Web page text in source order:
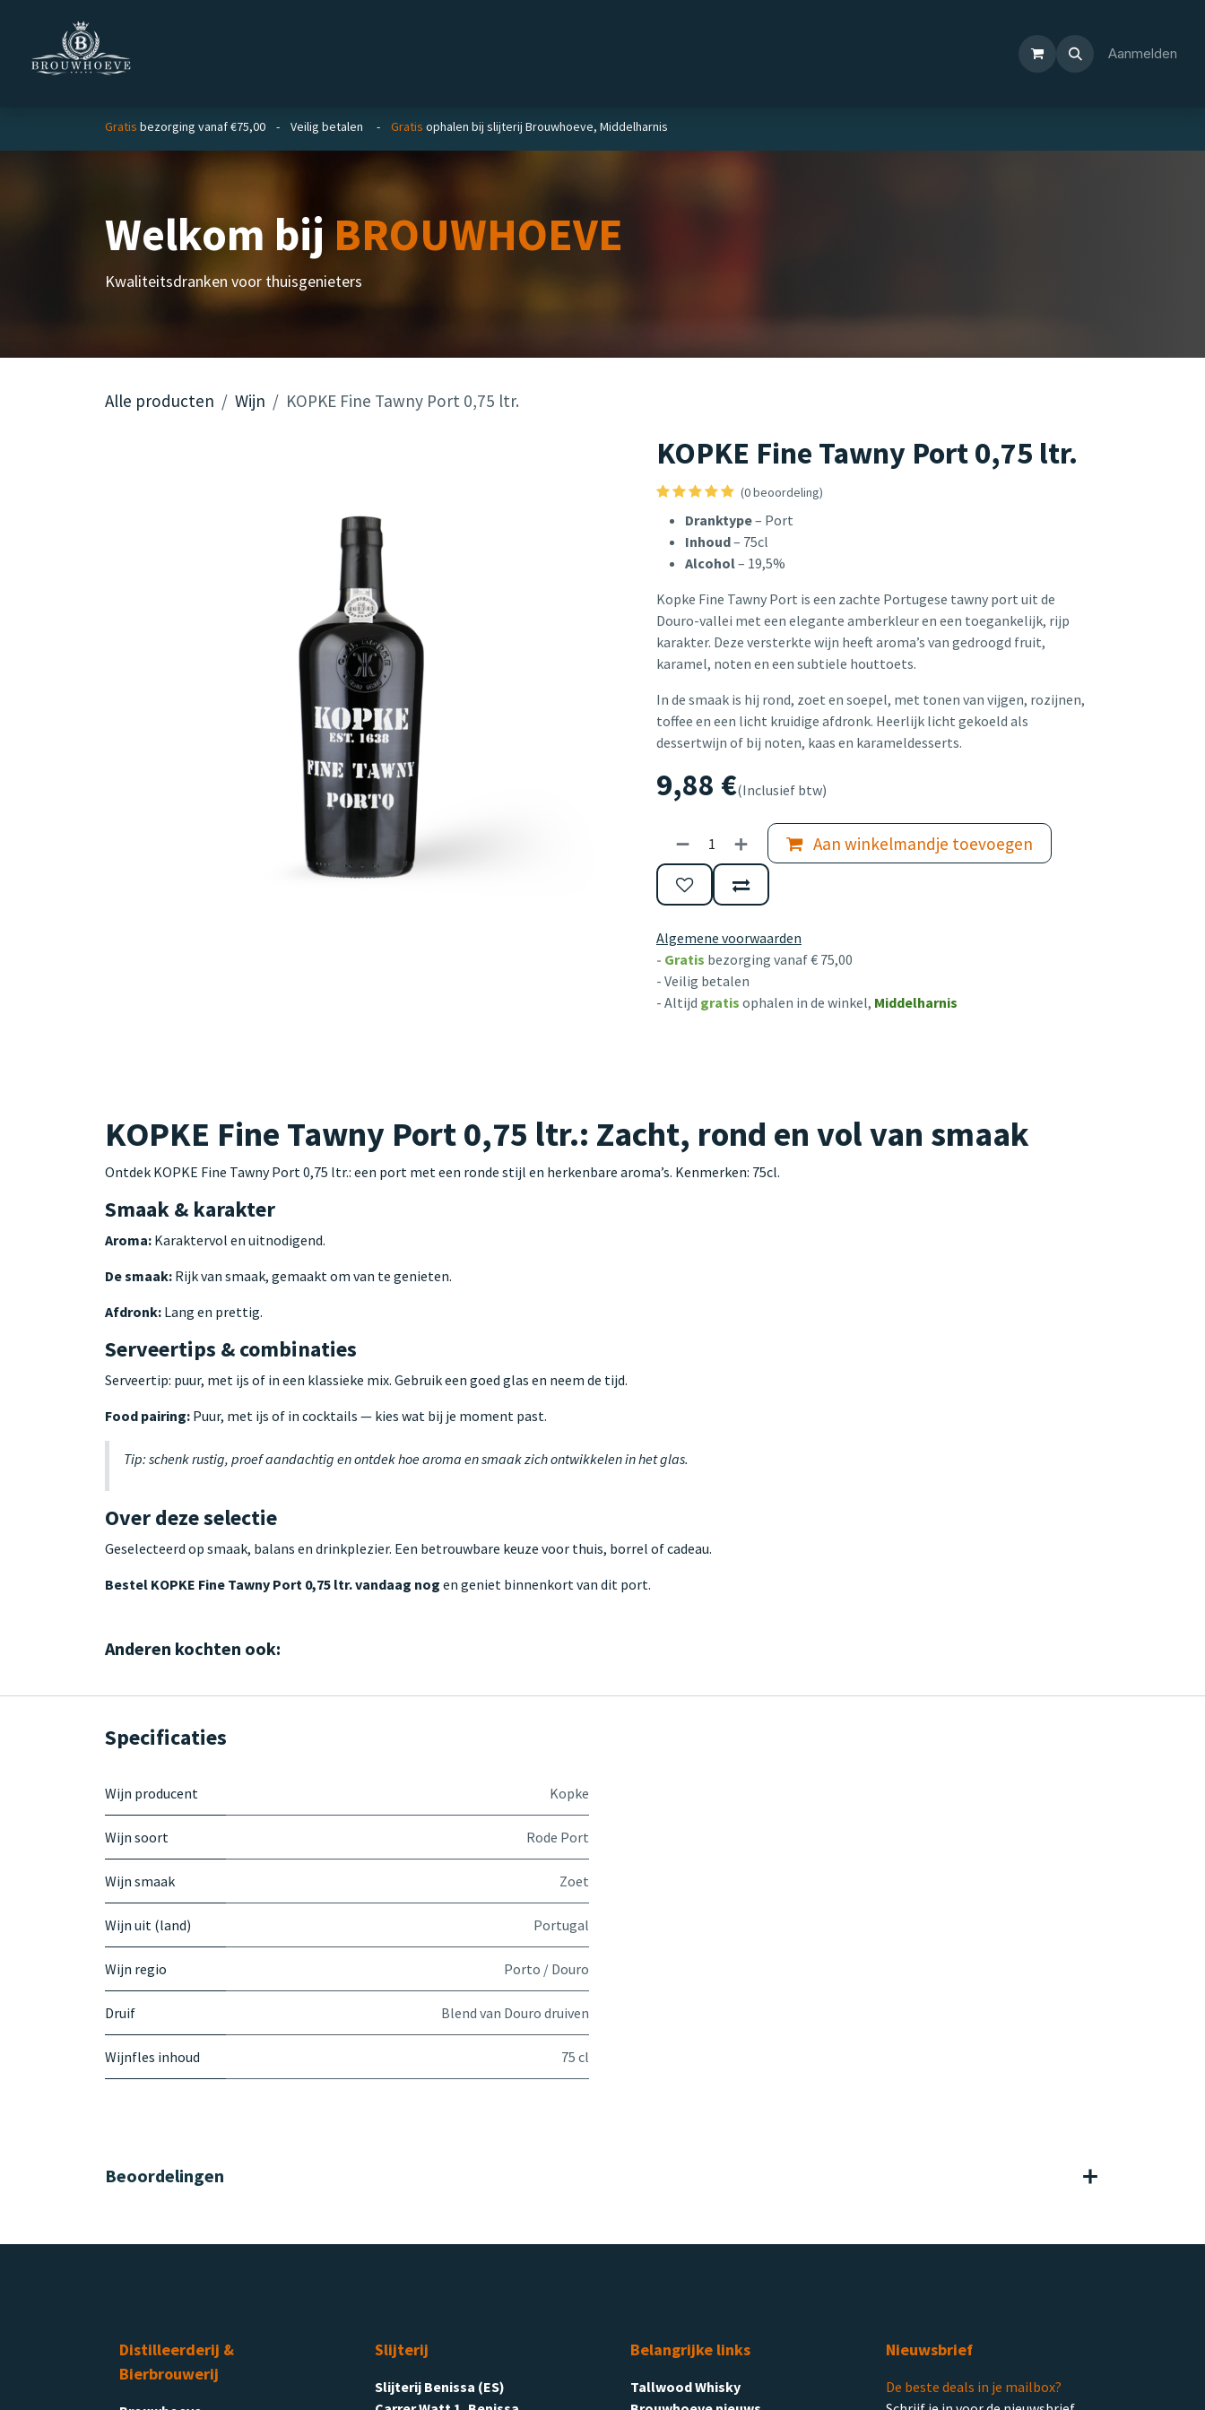
Aanmelden
Gratis bezorging vanaf €75,00 - Veilig betalen - Gratis ophalen bij slijterij Brouwhoeve, Middelharnis
Welkom bijBROUWHOEVE
Kwaliteitsdranken voor thuisgenieters
Alle producten Wijn KOPKE Fine Tawny Port 0,75 ltr.
KOPKE Fine Tawny Port 0,75 ltr.
(0 beoordeling)
Dranktype– Port
Inhoud– 75cl
Alcohol– 19,5%
Kopke Fine Tawny Port is een zachte Portugese tawny port uit de
Douro-vallei met een elegante amberkleur en een toegankelijk, rijp
karakter. Deze versterkte wijn heeft aroma’s van gedroogd fruit,
karamel, noten en een subtiele houttoets.
In de smaak is hij rond, zoet en soepel, met tonen van vijgen, rozijnen,
toffee en een licht kruidige afdronk. Heerlijk licht gekoeld als
dessertwijn of bij noten, kaas en karameldesserts.
9,88 €(Inclusief btw)
Aan winkelmandje toevoegen
Algemene voorwaarden
- Gratis bezorging vanaf € 75,00
- Veilig betalen
- Altijd gratis ophalen in de winkel, Middelharnis
KOPKE Fine Tawny Port 0,75 ltr.: Zacht, rond en vol van smaak
Ontdek KOPKE Fine Tawny Port 0,75 ltr.: een port met een ronde stijl en herkenbare aroma’s. Kenmerken: 75cl.
Smaak & karakter
Aroma: Karaktervol en uitnodigend.
De smaak: Rijk van smaak, gemaakt om van te genieten.
Afdronk: Lang en prettig.
Serveertips & combinaties
Serveertip: puur, met ijs of in een klassieke mix. Gebruik een goed glas en neem de tijd.
Food pairing: Puur, met ijs of in cocktails — kies wat bij je moment past.
Tip: schenk rustig, proef aandachtig en ontdek hoe aroma en smaak zich ontwikkelen in het glas.
Over deze selectie
Geselecteerd op smaak, balans en drinkplezier. Een betrouwbare keuze voor thuis, borrel of cadeau.
Bestel KOPKE Fine Tawny Port 0,75 ltr. vandaag nog en geniet binnenkort van dit port.
Anderen kochten ook:
Specificaties
Wijn producent Kopke
Wijn soort Rode Port
Wijn smaak Zoet
Wijn uit (land) Portugal
Wijn regio Porto / Douro
Druif Blend van Douro druiven
Wijnfles inhoud 75 cl
Beoordelingen
Distilleerderij &
Bierbrouwerij
Slijterij
Slijterij Benissa (ES)
Belangrijke links
Tallwood Whisky
Nieuwsbrief
De beste deals in je mailbox?